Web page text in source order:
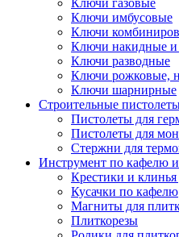
Ключи газовые
Ключи имбусовые
Ключи
Ключи накидные
Ключи разводные
Ключи рожковые,
Ключи шарнирные
Строительные
Пистолеты для
Пистолеты для
Стержни для
Инструмент по кафелю и
Крестики и
Кусачки по кафелю
Магниты для
Плиткорезы